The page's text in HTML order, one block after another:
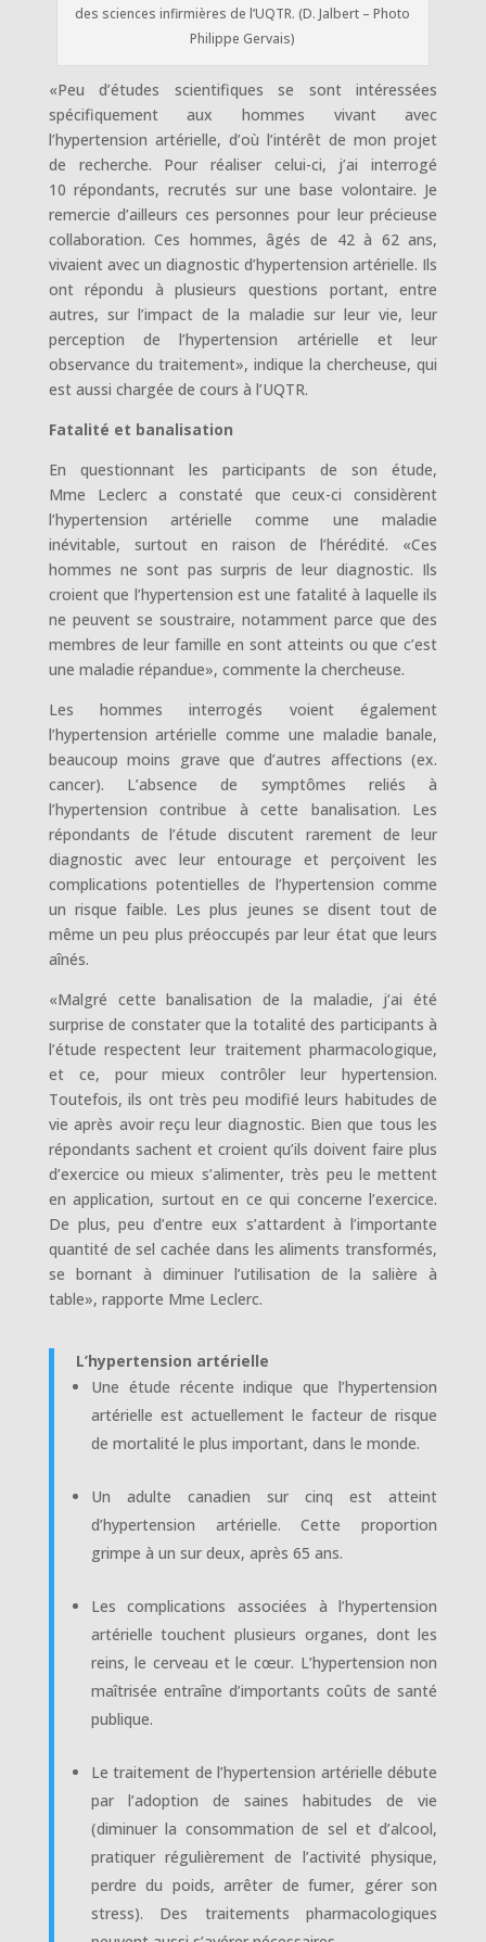
des sciences infirmières de l’UQTR. (D. Jalbert – Photo
Philippe Gervais)
«Peu d’études scientifiques se sont intéressées
spécifiquement aux hommes vivant avec
l’hypertension artérielle, d’où l’intérêt de mon projet
de recherche. Pour réaliser celui-ci, j’ai interrogé
10 répondants, recrutés sur une base volontaire. Je
remercie d’ailleurs ces personnes pour leur précieuse
collaboration. Ces hommes, âgés de 42 à 62 ans,
vivaient avec un diagnostic d’hypertension artérielle. Ils
ont répondu à plusieurs questions portant, entre
autres, sur l’impact de la maladie sur leur vie, leur
perception de l’hypertension artérielle et leur
observance du traitement», indique la chercheuse, qui
est aussi chargée de cours à l’UQTR.
Fatalité et banalisation
En questionnant les participants de son étude,
Mme Leclerc a constaté que ceux-ci considèrent
l’hypertension artérielle comme une maladie
inévitable, surtout en raison de l’hérédité. «Ces
hommes ne sont pas surpris de leur diagnostic. Ils
croient que l’hypertension est une fatalité à laquelle ils
ne peuvent se soustraire, notamment parce que des
membres de leur famille en sont atteints ou que c’est
une maladie répandue», commente la chercheuse.
Les hommes interrogés voient également
l’hypertension artérielle comme une maladie banale,
beaucoup moins grave que d’autres affections (ex.
cancer). L’absence de symptômes reliés à
l’hypertension contribue à cette banalisation. Les
répondants de l’étude discutent rarement de leur
diagnostic avec leur entourage et perçoivent les
complications potentielles de l’hypertension comme
un risque faible. Les plus jeunes se disent tout de
même un peu plus préoccupés par leur état que leurs
aînés.
«Malgré cette banalisation de la maladie, j’ai été
surprise de constater que la totalité des participants à
l’étude respectent leur traitement pharmacologique,
et ce, pour mieux contrôler leur hypertension.
Toutefois, ils ont très peu modifié leurs habitudes de
vie après avoir reçu leur diagnostic. Bien que tous les
répondants sachent et croient qu’ils doivent faire plus
d’exercice ou mieux s’alimenter, très peu le mettent
en application, surtout en ce qui concerne l’exercice.
De plus, peu d’entre eux s’attardent à l’importante
quantité de sel cachée dans les aliments transformés,
se bornant à diminuer l’utilisation de la salière à
table», rapporte Mme Leclerc.
L’hypertension artérielle
Une étude récente indique que l’hypertension
artérielle est actuellement le facteur de risque
de mortalité le plus important, dans le monde.
Un adulte canadien sur cinq est atteint
d’hypertension artérielle. Cette proportion
grimpe à un sur deux, après 65 ans.
Les complications associées à l’hypertension
artérielle touchent plusieurs organes, dont les
reins, le cerveau et le cœur. L’hypertension non
maîtrisée entraîne d’importants coûts de santé
publique.
Le traitement de l’hypertension artérielle débute
par l’adoption de saines habitudes de vie
(diminuer la consommation de sel et d’alcool,
pratiquer régulièrement de l’activité physique,
perdre du poids, arrêter de fumer, gérer son
stress). Des traitements pharmacologiques